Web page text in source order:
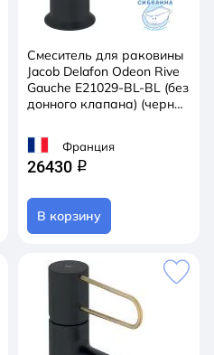
Смеситель для раковины
Jacob Delafon Odeon Rive
Gauche E21029-BL-BL (без
донного клапана) (черный
Франция
26430 q
В корзину